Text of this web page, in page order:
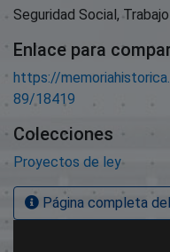
Seguridad Social,
Enlace para
https://
89/18419
Colecciones
Proyectos de ley
Página completa